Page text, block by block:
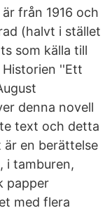
från 1916 och
(halvt i stället
som källa till
''Ett
denna novell
text och detta
en berättelse
i tamburen,
papper
med flera